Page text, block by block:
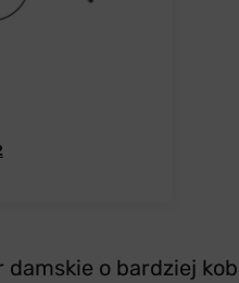
damskie o bardziej